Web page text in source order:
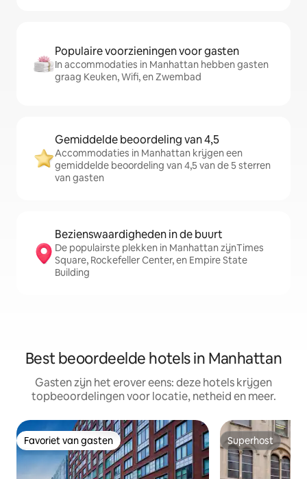
Populaire voorzieningen voor gasten
In accommodaties in Manhattan hebben gasten
graag Keuken, Wifi, en Zwembad
Gemiddelde beoordeling van 4,5
Accommodaties in Manhattan krijgen een
gemiddelde beoordeling van 4,5 van de 5 sterren
van gasten
Bezienswaardigheden in de buurt
De populairste plekken in Manhattan zijnTimes
Square, Rockefeller Center, en Empire State
Building
Best beoordeelde hotels in Manhattan
Gasten zijn het erover eens: deze hotels krijgen
topbeoordelingen voor locatie, netheid en meer.
Favoriet van gasten
Favoriet van gasten Superhost
Superhost